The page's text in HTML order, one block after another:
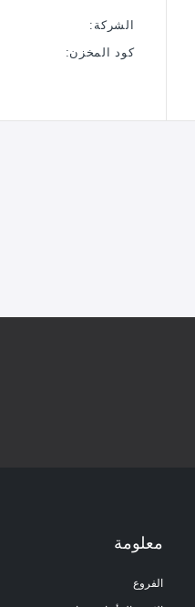
الشركة:
كود المخزن:
معلومة
الفروع